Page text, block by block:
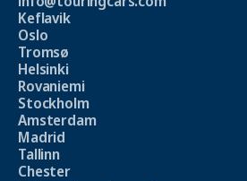
Keflavik
Oslo
Tromsø
Helsinki
Rovaniemi
Stockholm
Amsterdam
Madrid
Tallinn
Chester